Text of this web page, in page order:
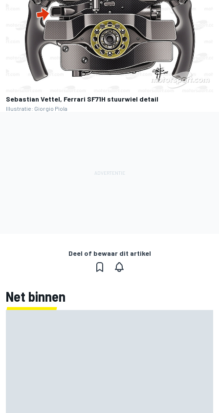
Sebastian Vettel, Ferrari SF71H stuurwiel detail
Illustratie: Giorgio Piola
Deel of bewaar dit artikel
Net binnen